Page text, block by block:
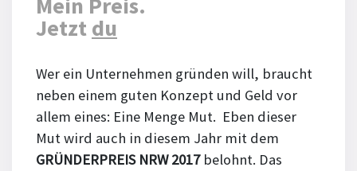
Jetzt du
Wer ein Unternehmen gründen will, braucht
neben einem guten Konzept und Geld vor
allem eines: Eine Menge Mut. Eben dieser
Mut wird auch in diesem Jahr mit dem
GRÜNDERPREIS NRW 2017 belohnt. Das